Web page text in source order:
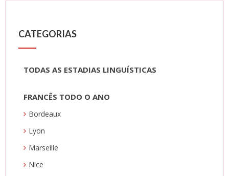
CATEGORIAS
TODAS AS ESTADIAS LINGUÍSTICAS
FRANCÊS TODO O ANO
Bordeaux
Lyon
Marseille
Nice